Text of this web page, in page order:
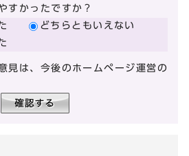
すかったですか？
どちらともいえない
見は、今後のホームページ運営の